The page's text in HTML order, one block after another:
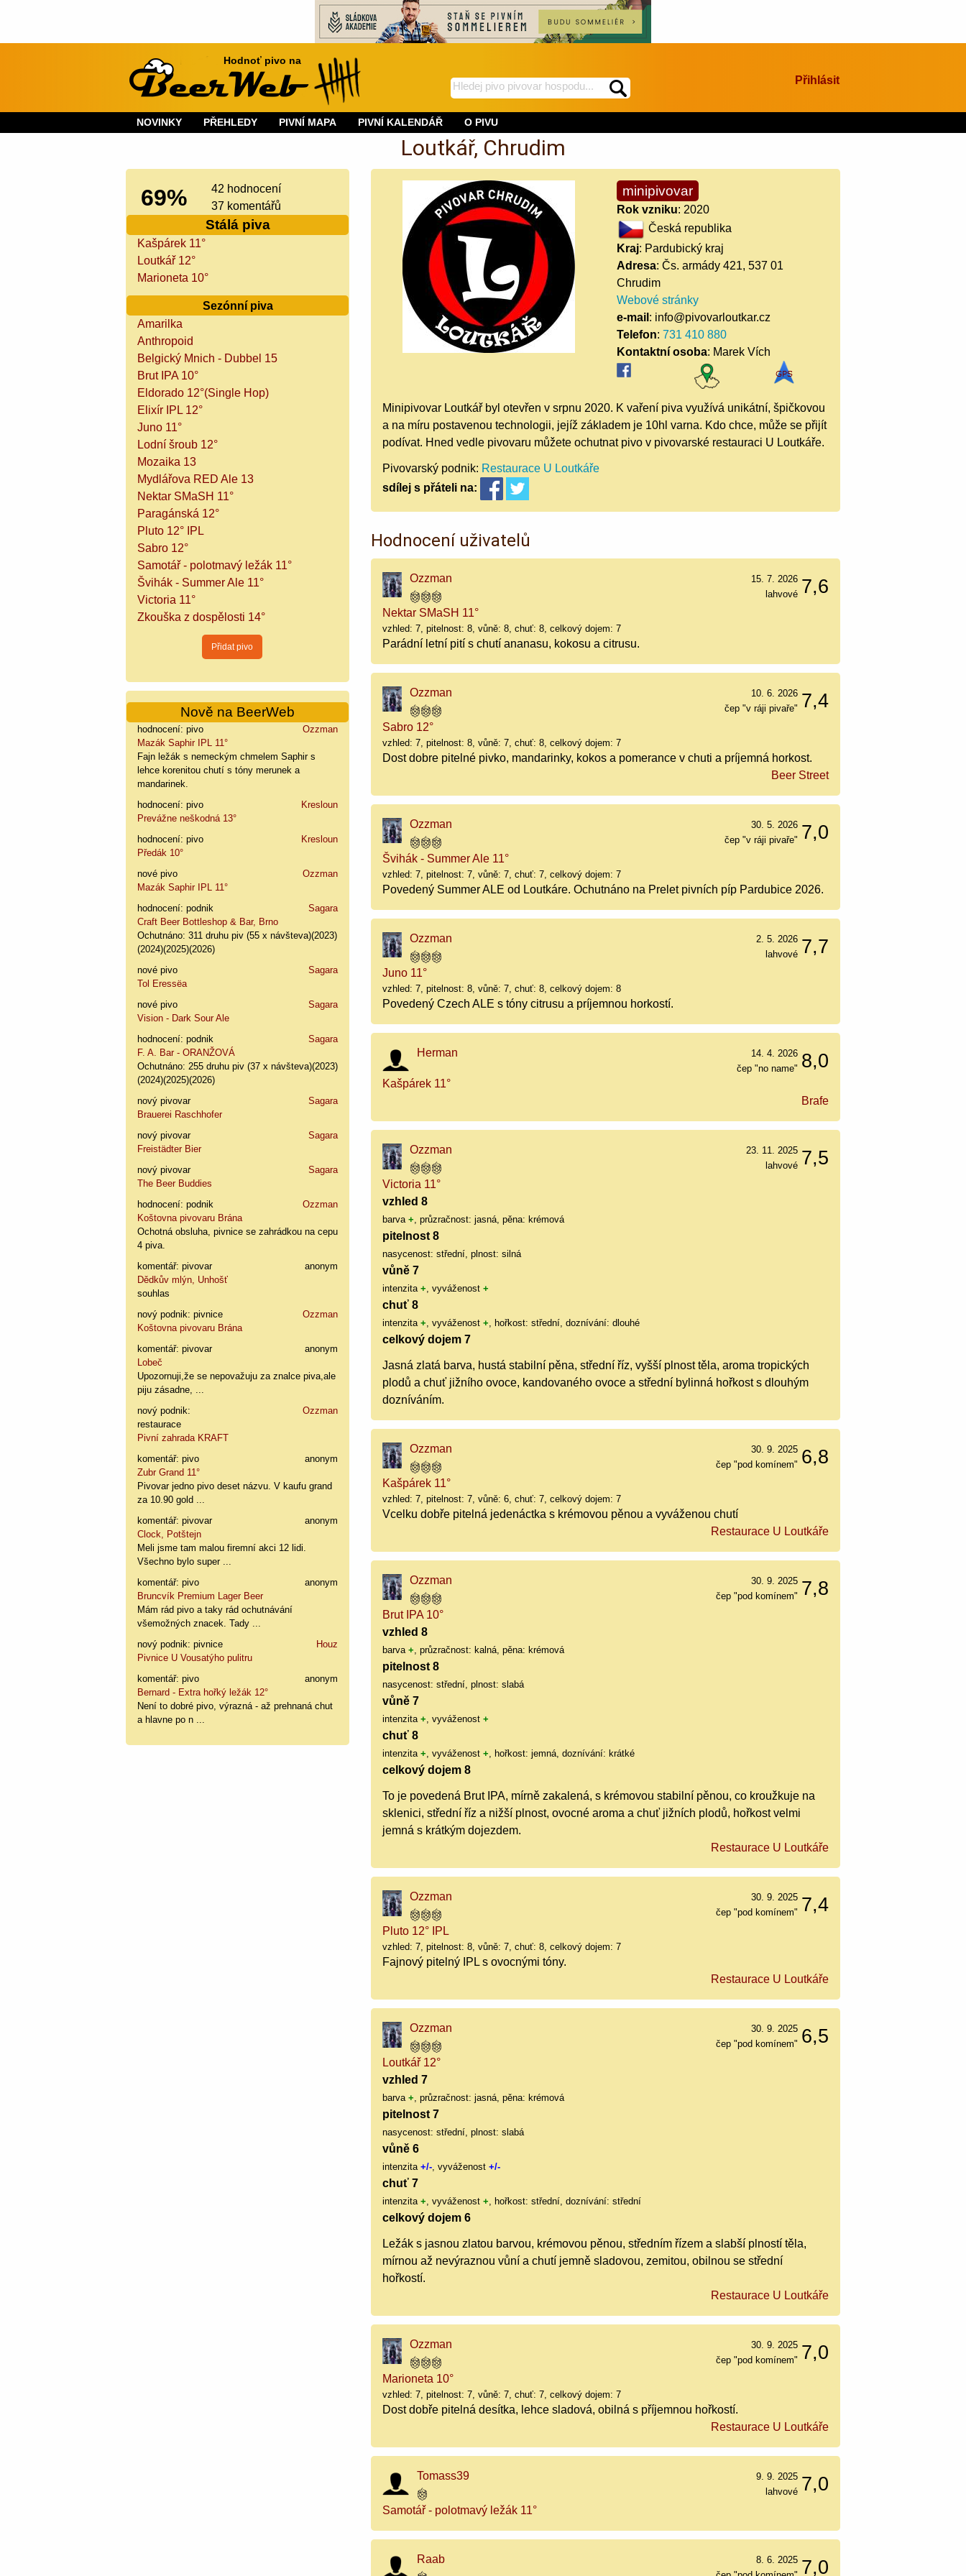
Hodnoť pivo na
hledej
BeerWeb
spustí
Přihlásit
NOVINKY PŘEHLEDY PIVNÍ MAPA PIVNÍ KALENDÁŘ O PIVU
Loutkář, Chrudim
69%
42 hodnocení
37 komentářů
Stálá piva
Kašpárek 11°
Loutkář 12°
Marioneta 10°
Sezónní piva
Amarilka
Anthropoid
Belgický Mnich - Dubbel 15
Brut IPA 10°
Eldorado 12°(Single Hop)
Elixír IPL 12°
Juno 11°
Lodní šroub 12°
Mozaika 13
Mydlářova RED Ale 13
Nektar SMaSH 11°
Paragánská 12°
Pluto 12° IPL
Sabro 12°
Samotář - polotmavý ležák 11°
Švihák - Summer Ale 11°
Victoria 11°
Zkouška z dospělosti 14°
Nově na BeerWeb
hodnocení: pivo
Ozzman
Mazák Saphir IPL 11°
Fajn ležák s nemeckým chmelem Saphir s
lehce korenitou chutí s tóny merunek a
mandarinek.
hodnocení: pivo
Kresloun
Prevážne neškodná 13°
hodnocení: pivo
Kresloun
Předák 10°
nové pivo
Ozzman
Mazák Saphir IPL 11°
hodnocení: podnik
Sagara
Craft Beer Bottleshop & Bar, Brno
Ochutnáno: 311 druhu piv (55 x návšteva)(2023)
(2024)(2025)(2026)
nové pivo
Sagara
Tol Eressëa
nové pivo
Sagara
Vision - Dark Sour Ale
hodnocení: podnik
Sagara
F. A. Bar - ORANŽOVÁ
Ochutnáno: 255 druhu piv (37 x návšteva)(2023)
(2024)(2025)(2026)
nový pivovar
Sagara
Brauerei Raschhofer
nový pivovar
Sagara
Freistädter Bier
nový pivovar
Sagara
The Beer Buddies
hodnocení: podnik
Ozzman
Koštovna pivovaru Brána
Ochotná obsluha, pivnice se zahrádkou na cepu
4 piva.
komentář: pivovar
anonym
Dědkův mlýn, Unhošť
souhlas
nový podnik: pivnice
Ozzman
Koštovna pivovaru Brána
komentář: pivovar
anonym
Lobeč
Upozornuji,že se nepovažuju za znalce piva,ale
piju zásadne, ...
nový podnik:
restaurace
Ozzman
Pivní zahrada KRAFT
komentář: pivo
anonym
Zubr Grand 11°
Pivovar jedno pivo deset názvu. V kaufu grand
za 10.90 gold ...
komentář: pivovar
anonym
Clock, Potštejn
Meli jsme tam malou firemní akci 12 lidi.
Všechno bylo super ...
komentář: pivo
anonym
Bruncvík Premium Lager Beer
Mám rád pivo a taky rád ochutnávání
všemožných znacek. Tady ...
nový podnik: pivnice
Houz
Pivnice U Vousatýho pulitru
komentář: pivo
anonym
Bernard - Extra hořký ležák 12°
Není to dobré pivo, výrazná - až prehnaná chut
a hlavne po n ...
minipivovar
Rok vzniku: 2020
Česká republika
Kraj: Pardubický kraj
Adresa: Čs. armády 421, 537 01
Chrudim
Webové stránky
e-mail : info@pivovarloutkar.cz
Telefon: 731 410 880
Kontaktní osoba: Marek Vích
Minipivovar Loutkář byl otevřen v srpnu 2020. K vaření piva využívá unikátní, špičkovou
a na míru postavenou technologii, jejíž základem je 10hl varna. Kdo chce, může se přijít
podívat. Hned vedle pivovaru můžete ochutnat pivo v pivovarské restauraci U Loutkáře.
Pivovarský podnik: Restaurace U Loutkáře
sdílej s přáteli na:
Hodnocení uživatelů
Ozzman 7,6
15. 7. 2026
lahvové
Nektar SMaSH 11°
vzhled: 7, pitelnost: 8, vůně: 8, chuť: 8, celkový dojem: 7
Parádní letní pití s chutí ananasu, kokosu a citrusu.
Ozzman 7,4
10. 6. 2026
čep "v ráji pivaře"
Sabro 12°
vzhled: 7, pitelnost: 8, vůně: 7, chuť: 8, celkový dojem: 7
Dost dobre pitelné pivko, mandarinky, kokos a pomerance v chuti a príjemná horkost.
Beer Street
Ozzman 7,0
30. 5. 2026
čep "v ráji pivaře"
Švihák - Summer Ale 11°
vzhled: 7, pitelnost: 7, vůně: 7, chuť: 7, celkový dojem: 7
Povedený Summer ALE od Loutkáre. Ochutnáno na Prelet pivních píp Pardubice 2026.
Ozzman 7,7
2. 5. 2026
lahvové
Juno 11°
vzhled: 7, pitelnost: 8, vůně: 7, chuť: 8, celkový dojem: 8
Povedený Czech ALE s tóny citrusu a príjemnou horkostí.
Herman 8,0
14. 4. 2026
čep "no name"
Kašpárek 11°
Brafe
Ozzman 7,5
23. 11. 2025
lahvové
Victoria 11°
vzhled 8
barva+, průzračnost: jasná, pěna: krémová
pitelnost 8
nasycenost: střední, plnost: silná
vůně 7
intenzita+, vyváženost+
chuť 8
intenzita+, vyváženost+, hořkost: střední, doznívání: dlouhé
celkový dojem 7
Jasná zlatá barva, hustá stabilní pěna, střední říz, vyšší plnost těla, aroma tropických
plodů a chuť jižního ovoce, kandovaného ovoce a střední bylinná hořkost s dlouhým
dozníváním.
Ozzman 6,8
30. 9. 2025
čep "pod komínem"
Kašpárek 11°
vzhled: 7, pitelnost: 7, vůně: 6, chuť: 7, celkový dojem: 7
Vcelku dobře pitelná jedenáctka s krémovou pěnou a vyváženou chutí
Restaurace U Loutkáře
Ozzman 7,8
30. 9. 2025
čep "pod komínem"
Brut IPA 10°
vzhled 8
barva+, průzračnost: kalná, pěna: krémová
pitelnost 8
nasycenost: střední, plnost: slabá
vůně 7
intenzita+, vyváženost+
chuť 8
intenzita+, vyváženost+, hořkost: jemná, doznívání: krátké
celkový dojem 8
To je povedená Brut IPA, mírně zakalená, s krémovou stabilní pěnou, co kroužkuje na
sklenici, střední říz a nižší plnost, ovocné aroma a chuť jižních plodů, hořkost velmi
jemná s krátkým dojezdem.
Restaurace U Loutkáře
Ozzman 7,4
30. 9. 2025
čep "pod komínem"
Pluto 12° IPL
vzhled: 7, pitelnost: 8, vůně: 7, chuť: 8, celkový dojem: 7
Fajnový pitelný IPL s ovocnými tóny.
Restaurace U Loutkáře
Ozzman 6,5
30. 9. 2025
čep "pod komínem"
Loutkář 12°
vzhled 7
barva+, průzračnost: jasná, pěna: krémová
pitelnost 7
nasycenost: střední, plnost: slabá
vůně 6
intenzita+/-, vyváženost+/-
chuť 7
intenzita+, vyváženost+, hořkost: střední, doznívání: střední
celkový dojem 6
Ležák s jasnou zlatou barvou, krémovou pěnou, středním řízem a slabší plností těla,
mírnou až nevýraznou vůní a chutí jemně sladovou, zemitou, obilnou se střední
hořkostí.
Restaurace U Loutkáře
Ozzman 7,0
30. 9. 2025
čep "pod komínem"
Marioneta 10°
vzhled: 7, pitelnost: 7, vůně: 7, chuť: 7, celkový dojem: 7
Dost dobře pitelná desítka, lehce sladová, obilná s příjemnou hořkostí.
Restaurace U Loutkáře
Tomass39 7,0
9. 9. 2025
lahvové
Samotář - polotmavý ležák 11°
Raab 7,0
8. 6. 2025